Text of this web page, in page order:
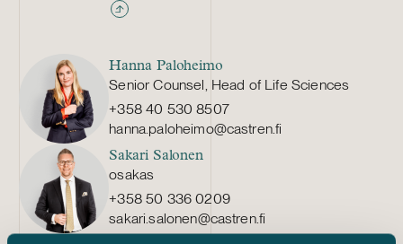
patentti- ja tavaramerkkiasioissa
Hanna Paloheimo
Senior Counsel, Head of Life Sciences
+358 40 530 8507
hanna.paloheimo@castren.fi
Sakari Salonen
osakas
+358 50 336 0209
sakari.salonen@castren.fi